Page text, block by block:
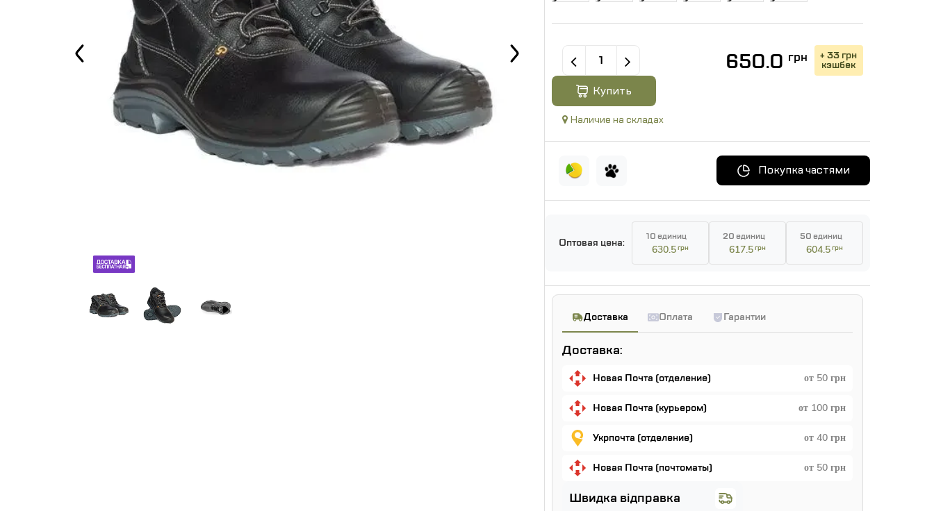
650.0 грн + 33 грн
кэшбек
Купить
Наличие на складах
Покупка частями
Оптовая цена: 10 единиц
630.5грн
20 единиц
617.5грн
50 единиц
604.5грн
Доставка Оплата Гарантии
Доставка:
Новая Почта (отделение) от 50 грн
Новая Почта (курьером) от 100 грн
Укрпочта (отделение) от 40 грн
Новая Почта (почтоматы) от 50 грн
Швидка відправка